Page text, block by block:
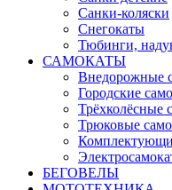
Санки-коляски
Снегокаты
Тюбинги,
САМОКАТЫ
Внедорожные
Городские
Трёхколёсные
Трюковые
БЕГОВЕЛЫ